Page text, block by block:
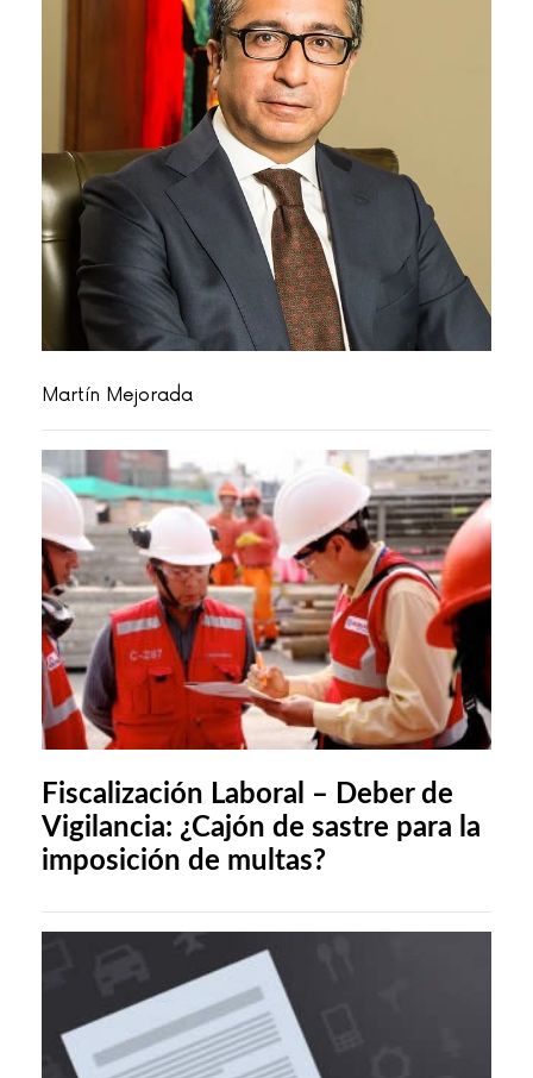
Martín Mejorada
Fiscalización Laboral – Deber de
Vigilancia: ¿Cajón de sastre para la
imposición de multas?